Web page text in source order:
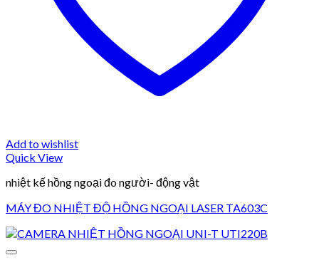
Add to wishlist
Quick View
nhiệt kế hồng ngoại đo người- động vật
MÁY ĐO NHIỆT ĐỘ HỒNG NGOẠI LASER TA603C